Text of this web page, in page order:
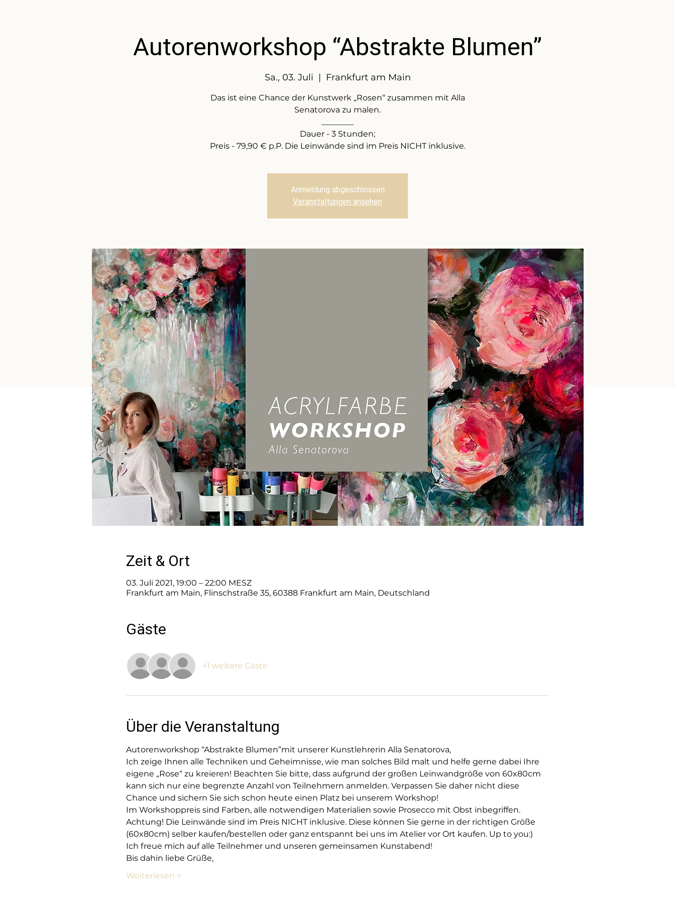
Autorenworkshop “Abstrakte Blumen”
Sa., 03. Juli
  |
Frankfurt am Main
Das ist eine Chance der Kunstwerk „Rosen“ zusammen mit Alla
Senatorova zu malen.
Dauer - 3 Stunden;
Preis - 79,90 € p.P. Die Leinwände sind im Preis NICHT inklusive.
Anmeldung abgeschlossen
Veranstaltungen ansehen
Zeit & Ort
03. Juli 2021, 19:00 – 22:00 MESZ
Frankfurt am Main, Flinschstraße 35, 60388 Frankfurt am Main, Deutschland
Gäste
+1 weitere Gäste
Über die Veranstaltung
Autorenworkshop “Abstrakte Blumen”mit unserer Kunstlehrerin Alla Senatorova,
Ich zeige Ihnen alle Techniken und Geheimnisse, wie man solches Bild malt und helfe gerne dabei Ihre
eigene „Rose“ zu kreieren! Beachten Sie bitte, dass aufgrund der großen Leinwandgröße von 60x80cm
kann sich nur eine begrenzte Anzahl von Teilnehmern anmelden. Verpassen Sie daher nicht diese
Chance und sichern Sie sich schon heute einen Platz bei unserem Workshop!
Im Workshoppreis sind Farben, alle notwendigen Materialien sowie Prosecco mit Obst inbegriffen.
Achtung! Die Leinwände sind im Preis NICHT inklusive. Diese können Sie gerne in der richtigen Größe
(60x80cm) selber kaufen/bestellen oder ganz entspannt bei uns im Atelier vor Ort kaufen. Up to you:)
Ich freue mich auf alle Teilnehmer und unseren gemeinsamen Kunstabend!
Bis dahin liebe Grüße,
Weiterlesen >